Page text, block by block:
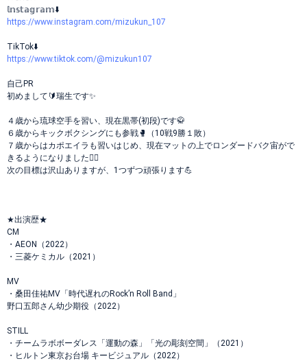
𝕝𝕟𝕤𝕥𝕒𝕘𝕣𝕒𝕞⬇️
https://www.instagram.com/mizukun_107
TikTok⬇️
https://www.tiktok.com/@mizukun107
自己PR
初めまして🔰瑞生です✨
４歳から琉球空手を習い、現在黒帯(初段)です🥋
６歳からキックボクシングにも参戦🥊（10戦9勝１敗）
７歳からはカポエイラも習いはじめ、現在マットの上でロンダードバク宙がで
きるようになりました🤸‍♂️
次の目標は沢山ありますが、1つずつ頑張ります💪
★出演歴★
CM
・AEON（2022）
・三菱ケミカル（2021）
MV
・桑田佳祐MV「時代遅れのRock’n Roll Band」
野口五郎さん幼少期役（2022）
STILL
・チームラボボーダレス「運動の森」「光の彫刻空間」（2021）
・ヒルトン東京お台場 キービジュアル（2022）